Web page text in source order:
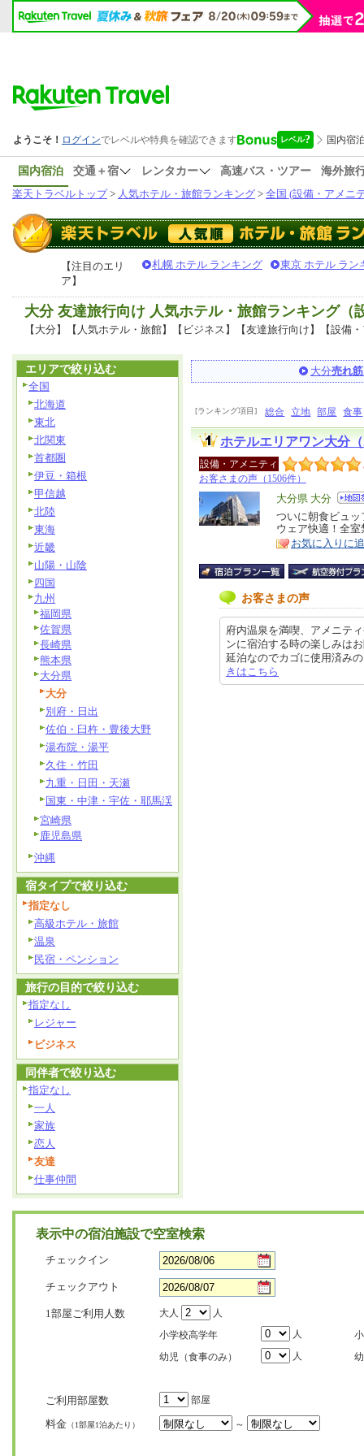
国内宿泊 交通＋宿 レンタカー 高速バス・ツアー
海外旅
楽天トラベルトップ> 人気ホテル・旅館ランキング > 全国 (設備・アメニ
【注目のエリ
ア】
札幌 ホテル ランキング 東京 ホテル ラン
大分 友達旅行向け 人気ホテル・旅館ランキング（
【大分】【人気ホテル・旅館】【ビジネス】【友達旅行向け】【設備
大分売れ筋
[ランキング項目] 総合 立地 部屋 食事
ホテルエリアワン大分
設備・アメニティ
お客さまの声（1506件）
エ
リ
ア
大分県 大分
特
徴
ついに朝食ビュ
ウェア快適！全
お気に入りに
お客さまの声
府内温泉を満喫、アメニテ
ンに宿泊する時の楽しみは
延泊なのでカゴに使用済み
きはこちら
エリアで絞り込む
全国
北海道
東北
北関東
首都圏
伊豆・箱根
甲信越
北陸
東海
近畿
山陽・山陰
四国
九州
福岡県
佐賀県
長崎県
熊本県
大分県
大分
別府・日出
佐伯・臼杵・豊後大野
湯布院・湯平
久住・竹田
九重・日田・天瀬
国東・中津・宇佐・耶馬渓
宮崎県
鹿児島県
沖縄
宿タイプで絞り込む
指定なし
高級ホテル・旅館
温泉
民宿・ペンション
旅行の目的で絞り込む
指定なし
レジャー
ビジネス
同伴者で絞り込む
指定なし
一人
家族
恋人
友達
仕事仲間
表示中の宿泊施設で空室検索
チェックイン
チェックアウト
1部屋ご利用人数 大人
人
小学校高学年
人
幼児（食事のみ）
人
ご利用部屋数 部屋
料金 （1部屋1泊あたり） ～